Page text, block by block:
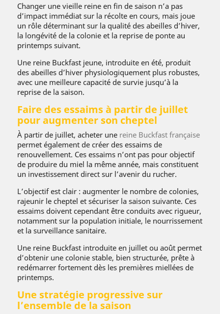
Changer une vieille reine en fin de saison n’a pas
d’impact immédiat sur la récolte en cours, mais joue
un rôle déterminant sur la qualité des abeilles d’hiver,
la longévité de la colonie et la reprise de ponte au
printemps suivant.
Une reine Buckfast jeune, introduite en été, produit
des abeilles d’hiver physiologiquement plus robustes,
avec une meilleure capacité de survie jusqu’à la
reprise de la saison.
Faire des essaims à partir de juillet
pour augmenter son cheptel
À partir de juillet, acheter une reine Buckfast française
permet également de créer des essaims de
renouvellement. Ces essaims n’ont pas pour objectif
de produire du miel la même année, mais constituent
un investissement direct sur l’avenir du rucher.
L’objectif est clair : augmenter le nombre de colonies,
rajeunir le cheptel et sécuriser la saison suivante. Ces
essaims doivent cependant être conduits avec rigueur,
notamment sur la population initiale, le nourrissement
et la surveillance sanitaire.
Une reine Buckfast introduite en juillet ou août permet
d’obtenir une colonie stable, bien structurée, prête à
redémarrer fortement dès les premières miellées de
printemps.
Une stratégie progressive sur
l’ensemble de la saison